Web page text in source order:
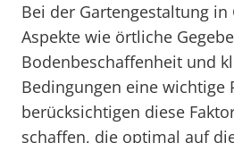
Bei der Gartengestaltung
Aspekte wie örtliche
Bodenbeschaffenheit und
Bedingungen eine wichtige
berücksichtigen diese
schaffen, die optimal auf